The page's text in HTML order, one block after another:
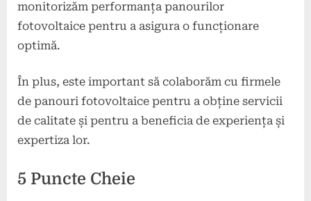
monitorizăm performanța panourilor
fotovoltaice pentru a asigura o funcționare
optimă.
În plus, este important să colaborăm cu firmele
de panouri fotovoltaice pentru a obține servicii
de calitate și pentru a beneficia de experiența și
expertiza lor.
5 Puncte Cheie